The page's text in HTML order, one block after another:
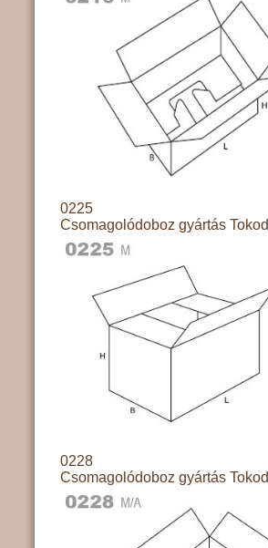
0225
Csomagolódoboz gyártás Tokod
0228
Csomagolódoboz gyártás Tokod